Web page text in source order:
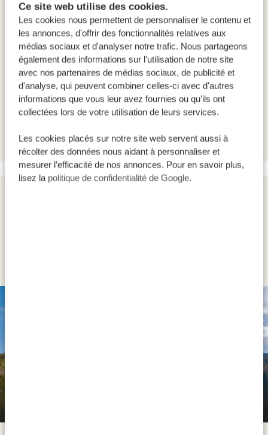
Ce site web utilise des cookies.
Les cookies nous permettent de personnaliser le contenu et
les annonces, d'offrir des fonctionnalités relatives aux
médias sociaux et d'analyser notre trafic. Nous partageons
également des informations sur l'utilisation de notre site
avec nos partenaires de médias sociaux, de publicité et
d'analyse, qui peuvent combiner celles-ci avec d'autres
informations que vous leur avez fournies ou qu'ils ont
collectées lors de votre utilisation de leurs services.
Les cookies placés sur notre site web servent aussi à
récolter des données nous aidant à personnaliser et
mesurer l’efficacité de nos annonces. Pour en savoir plus,
lisez la politique de confidentialité de Google.
début de votre ascension. Il vous donnera tous les
détails, comme les vêtements à porter, ce qu'il faut
mettre dans votre sac à dos et d'autres conseils
importants pour rendre votre ascension aussi
confortable que possible.
HÉBERGEMENTS: